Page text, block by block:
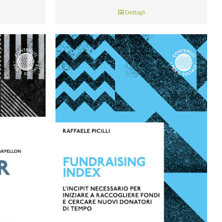
prezzo:
€9.99
a
€28.00
Dettagli